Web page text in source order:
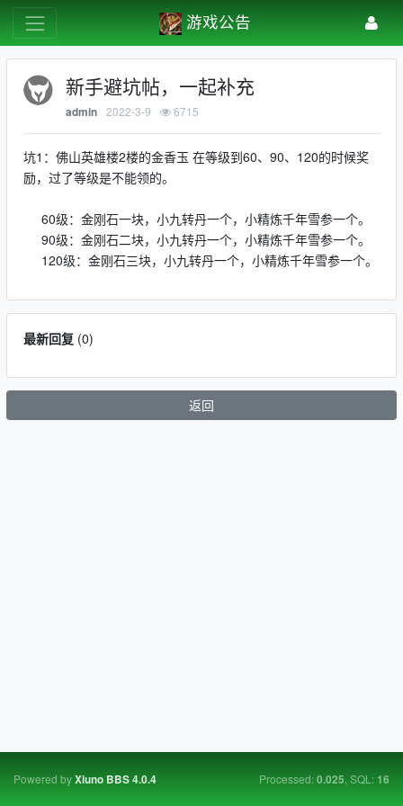
游戏公告
新手避坑帖，一起补充
admin 2022-3-9 6715
坑1：佛山英雄楼2楼的金香玉 在等级到60、90、120的时候奖
励，过了等级是不能领的。
60级：金刚石一块，小九转丹一个，小精炼千年雪参一个。
90级：金刚石二块，小九转丹一个，小精炼千年雪参一个。
120级：金刚石三块，小九转丹一个，小精炼千年雪参一个。
最新回复(0)
返回
Powered byXiuno BBS4.0.4 Processed:0.025, SQL:16